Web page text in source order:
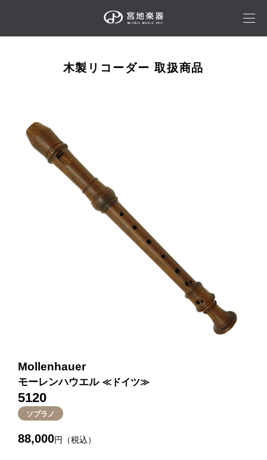
木製リコーダー 取扱商品
Mollenhauer
モーレンハウエル ≪ドイツ≫
5120
ソプラノ
88,000円（税込）